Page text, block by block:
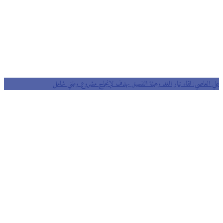
العاصي: لقاء تيار الغد وهيئة التنسيق يهدف لإنجاح مشروع وطني شامل